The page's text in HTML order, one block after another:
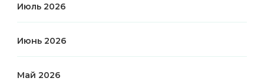
Июль 2026
Июнь 2026
Май 2026